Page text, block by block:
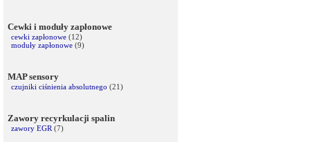
Cewki i moduły zapłonowe
cewki zapłonowe (12)
moduły zapłonowe (9)
MAP sensory
czujniki ciśnienia absolutnego (21)
Zawory recyrkulacji spalin
zawory EGR (7)